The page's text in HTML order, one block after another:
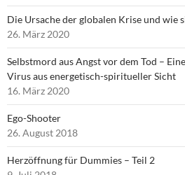
Die Ursache der globalen Krise und wie
26. März 2020
Selbstmord aus Angst vor dem Tod –
Virus aus energetisch-spiritueller Sicht
16. März 2020
Ego-Shooter
26. August 2018
Herzöffnung für Dummies – Teil 2